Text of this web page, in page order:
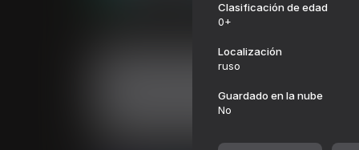
Relajarse Rompecabezas
Mahjong Solitario
Clasificación de edad
0+
Localización
ruso
Guardado en la nube
No